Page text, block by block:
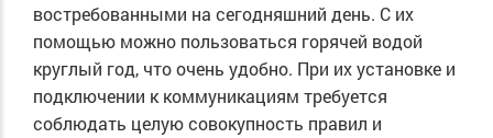
востребованными на сегодняшний день. С их
помощью можно пользоваться горячей водой
круглый год, что очень удобно. При их установке и
подключении к коммуникациям требуется
соблюдать целую совокупность правил и